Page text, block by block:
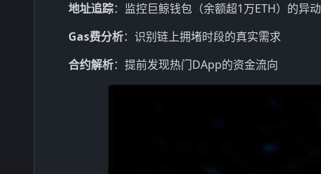
地址追踪：监控巨鲸钱包（余额超1万ETH）的异动
Gas费分析：识别链上拥堵时段的真实需求
合约解析：提前发现热门DApp的资金流向